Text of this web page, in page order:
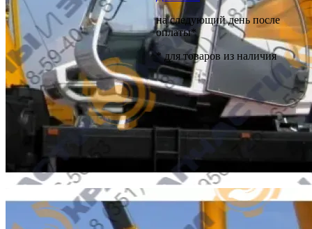
на следующий день после
оплаты*
* для товаров из наличия